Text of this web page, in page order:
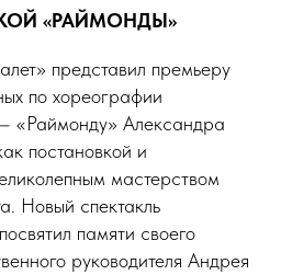
«РАЙМОНДЫ»
представил премьеру
по хореографии
«Раймонду» Александра
постановкой и
мастерством
Новый спектакль
памяти своего
руководителя Андрея